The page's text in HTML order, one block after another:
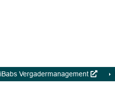
iBabs Vergadermanagement